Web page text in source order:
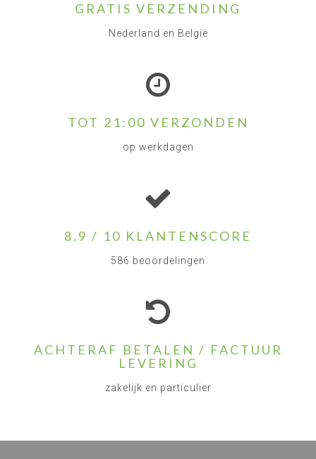
GRATIS VERZENDING
Nederland en België
TOT 21:00 VERZONDEN
op werkdagen
8.9 / 10 KLANTENSCORE
586 beoordelingen
ACHTERAF BETALEN / FACTUUR
LEVERING
zakelijk en particulier